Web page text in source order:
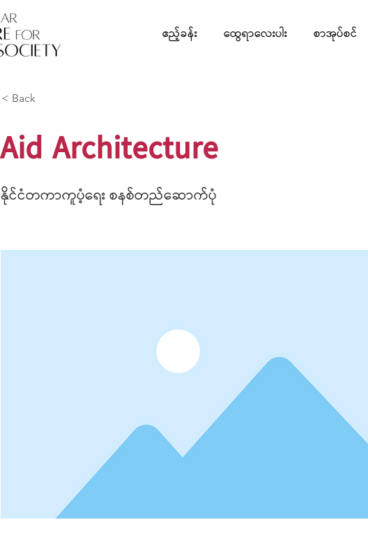
ဧည့်ခန်း ထွေရာလေးပါး စာအုပ်စင်
< Back
Aid Architecture
နိုင်ငံတကာကူပံ့ရေး စနစ်တည်ဆောက်ပုံ